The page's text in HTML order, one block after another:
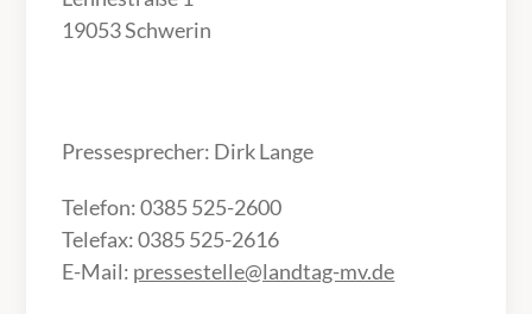
19053 Schwerin
Pressesprecher: Dirk Lange
Telefon: 0385 525-2600
Telefax: 0385 525-2616
E-Mail: pressestelle@landtag-mv.de